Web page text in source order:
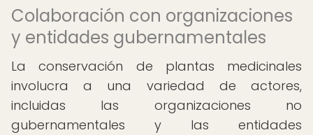
Colaboración con organizaciones
y entidades gubernamentales
La conservación de plantas medicinales
involucra a una variedad de actores,
incluidas las organizaciones no
gubernamentales y las entidades